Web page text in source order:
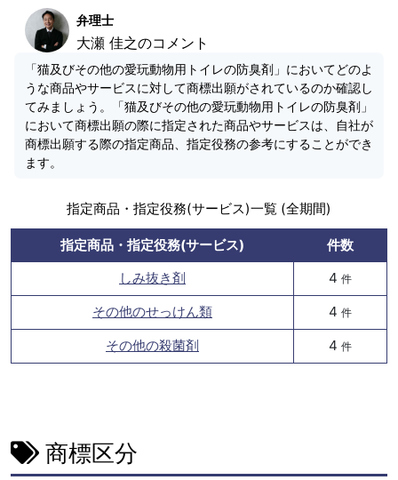
弁理士
大瀬 佳之のコメント
「猫及びその他の愛玩動物用トイレの防臭剤」においてどのよ
うな商品やサービスに対して商標出願がされているのか確認し
てみましょう。「猫及びその他の愛玩動物用トイレの防臭剤」
において商標出願の際に指定された商品やサービスは、自社が
商標出願する際の指定商品、指定役務の参考にすることができ
ます。
指定商品・指定役務(サービス)一覧 (全期間)
指定商品・指定役務(サービス)
件数
しみ抜き剤
4 件
その他のせっけん類 4 件
その他の殺菌剤 4 件
商標区分